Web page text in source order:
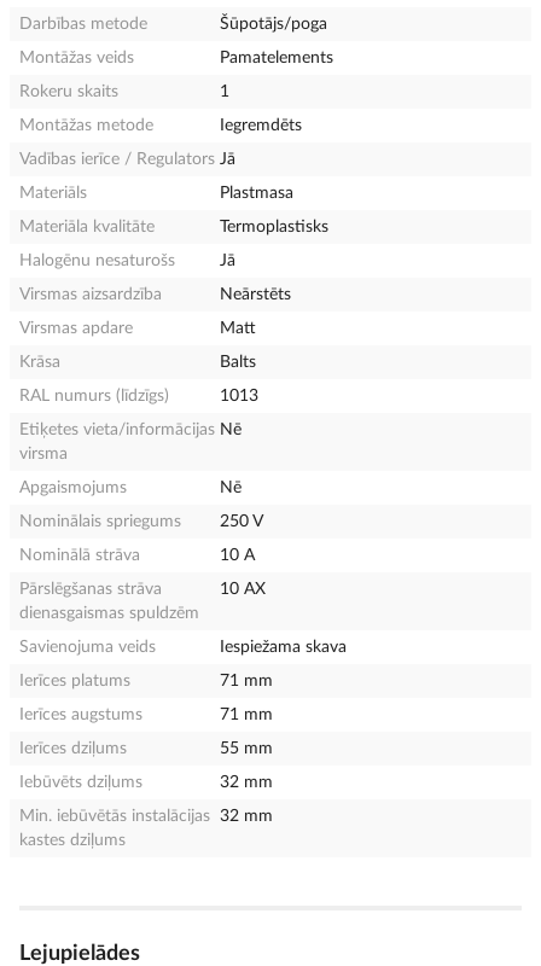
Darbības metode
Šūpotājs/poga
Montāžas veids
Pamatelements
Rokeru skaits
1
Montāžas metode
Iegremdēts
Vadības ierīce / Regulators Jā
Materiāls
Plastmasa
Materiāla kvalitāte
Termoplastisks
Halogēnu nesaturošs
Jā
Virsmas aizsardzība
Neārstēts
Virsmas apdare
Matt
Krāsa
Balts
RAL numurs (līdzīgs)
1013
Etiķetes vieta/informācijas
virsma
Nē
Apgaismojums
Nē
Nominālais spriegums
250 V
Nominālā strāva
10 A
Pārslēgšanas strāva
dienasgaismas spuldzēm
10 AX
Savienojuma veids
Iespiežama skava
Ierīces platums
71 mm
Ierīces augstums
71 mm
Ierīces dziļums
55 mm
Iebūvēts dziļums
32 mm
Min. iebūvētās instalācijas
kastes dziļums
32 mm
Lejupielādes